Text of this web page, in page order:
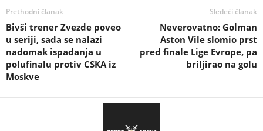
Prethodni članak
Bivši trener Zvezde poveo
u seriji, sada se nalazi
nadomak ispadanja u
polufinalu protiv CSKA iz
Moskve
Sledeći članak
Neverovatno: Golman
Aston Vile slomio prst
pred finale Lige Evrope, pa
briljirao na golu